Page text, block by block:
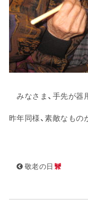
みなさま、手先が器
昨年同様、素敵なも
敬老の日